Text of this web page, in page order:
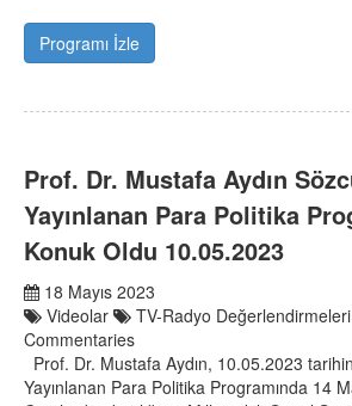
Programı İzle
Prof. Dr. Mustafa Aydın
Yayınlanan Para Politika
Konuk Oldu 10.05.2023
18 Mayıs 2023
Videolar
TV-Radyo
Commentaries
Prof. Dr. Mustafa Aydın, 10.05.2023
Yayınlanan Para Politika Programında 14